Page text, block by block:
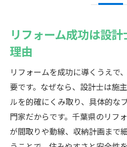
法
イント
千葉県で評判の高い
徴
リフォーム実例から
り
リフォーム成功は設
理由
リフォームを成功に導くうえで
要です。なぜなら、設計士は施
ルを的確にくみ取り、具体的な
門家だからです。千葉県のリフ
が間取りや動線、収納計画まで